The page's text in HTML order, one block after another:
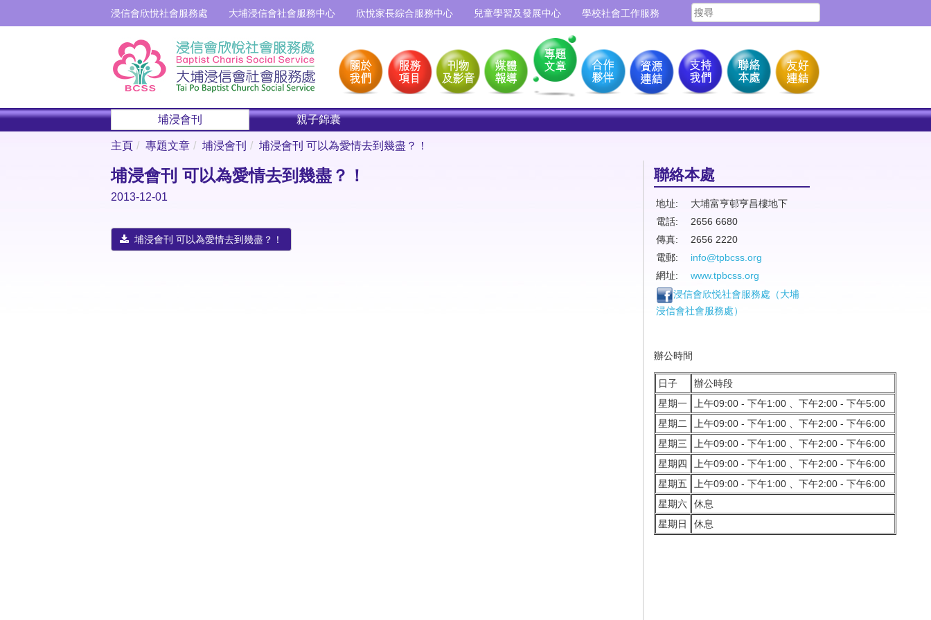
浸信會欣悅社會服務處 大埔浸信會社會服務中心 欣悅家長綜合服務中心 兒童學習及發展中心 學校社會工作服務
埔浸會刊 親子錦囊
主頁 專題文章 埔浸會刊 埔浸會刊 可以為愛情去到幾盡？！
埔浸會刊 可以為愛情去到幾盡？！
2013-12-01
埔浸會刊 可以為愛情去到幾盡？！
聯絡本處
地址:
大埔富亨邨亨昌樓地下
電話:
2656 6680
傳真:
2656 2220
電郵:
info@tpbcss.org
網址:
www.tpbcss.org
浸信會欣悦社會服務處（大埔
浸信會社會服務處）
辦公時間
日子
辦公時段
星期一
上午09:00 - 下午1:00 、下午2:00 - 下午5:00
星期二
上午09:00 - 下午1:00 、下午2:00 - 下午6:00
星期三
上午09:00 - 下午1:00 、下午2:00 - 下午6:00
星期四
上午09:00 - 下午1:00 、下午2:00 - 下午6:00
星期五
上午09:00 - 下午1:00 、下午2:00 - 下午6:00
星期六
休息
星期日
休息